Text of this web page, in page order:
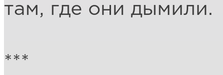
там, где они дымили.
***